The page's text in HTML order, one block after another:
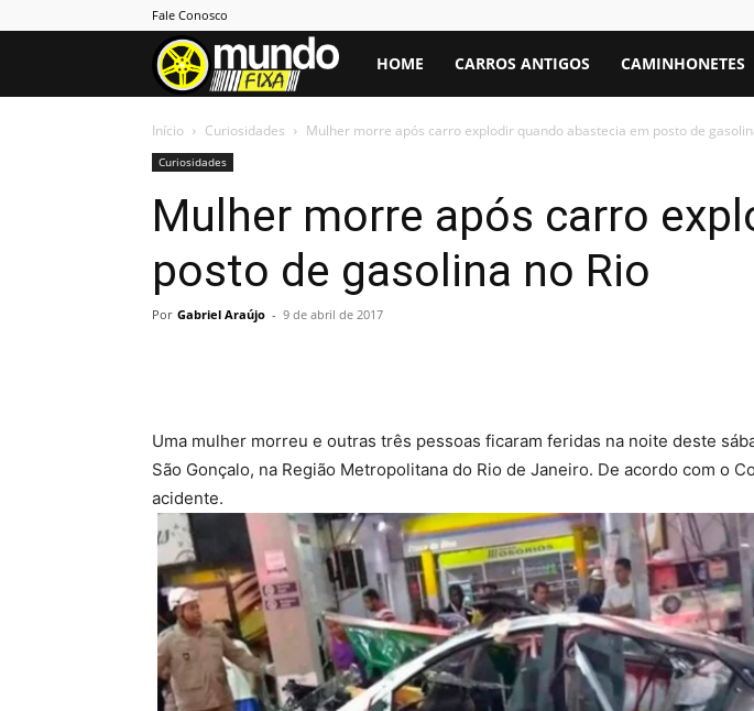
Fale Conosco
Mundo
Fixa
HOME CARROS ANTIGOS CAMINHONETES
Início Curiosidades Mulher morre após carro explodir quando abastecia em posto de
Curiosidades
Mulher morre após carro
posto de gasolina no Rio
Por Gabriel Araújo - 9 de abril de 2017
Uma mulher morreu e outras três pessoas ficaram feridas na noite deste
São Gonçalo, na Região Metropolitana do Rio de Janeiro. De acordo com o
acidente.